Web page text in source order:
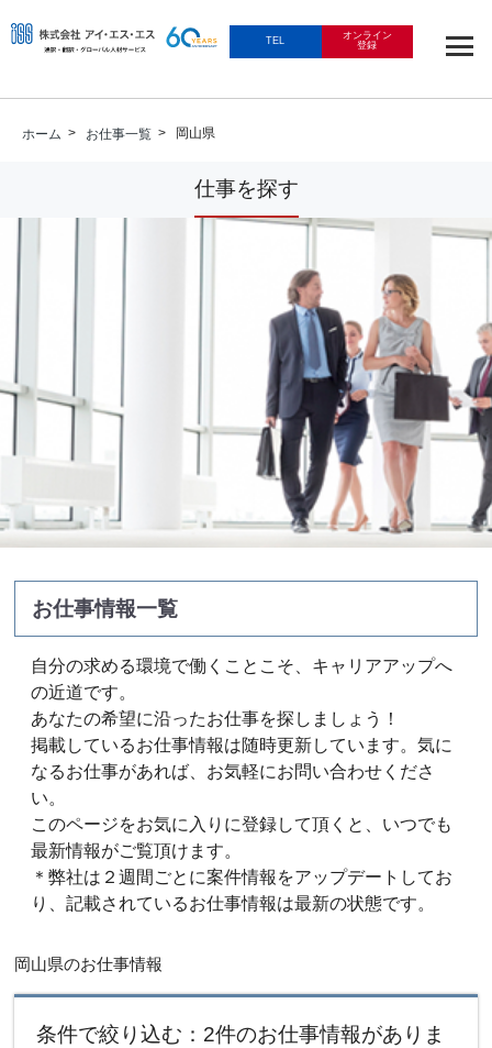
TEL
オンライン
登録
ホーム > お仕事一覧 > 岡山県
仕事を探す
お仕事情報一覧
自分の求める環境で働くことこそ、キャリアアップへ
の近道です。
あなたの希望に沿ったお仕事を探しましょう！
掲載しているお仕事情報は随時更新しています。気に
なるお仕事があれば、お気軽にお問い合わせくださ
い。
このページをお気に入りに登録して頂くと、いつでも
最新情報がご覧頂けます。
＊弊社は２週間ごとに案件情報をアップデートしてお
り、記載されているお仕事情報は最新の状態です。
岡山県のお仕事情報
条件で絞り込む：2件のお仕事情報がありま